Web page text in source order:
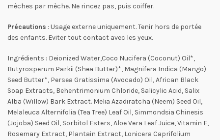
mèches par mèche. Ne rincez pas, puis coiffer.
Précautions : Usage externe uniquement. Tenir hors de portée
des enfants. Eviter tout contact avec les yeux.
Ingrédients : Deionized Water,Coco Nucifera (Coconut) Oil*,
Butyrosperum Parkii (Shea Butter)*, Magnifera Indica (Mango)
Seed Butter*, Persea Gratissima (Avocado) Oil, African Black
Soap Extracts, Behentrimonium Chloride, Salicylic Acid, Salix
Alba (Willow) Bark Extract. Melia Azadiratcha (Neem) Seed Oil,
Melaleuca Alternifolia (Tea Tree) Leaf Oil, Simmondsia Chinesis
(Jojoba) Seed Oil, Sorbitol Esters, Aloe Vera Leaf Juice, Vitamin E,
Rosemary Extract, Plantain Extract, Lonicera Caprifolium